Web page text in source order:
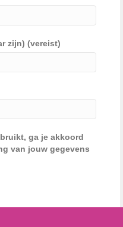
zijn) (vereist)
ga je akkoord
van jouw gegevens